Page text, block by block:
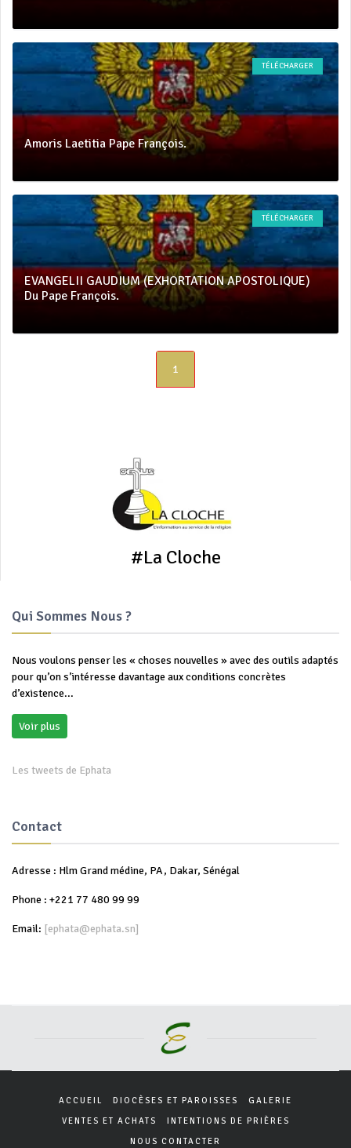
TÉLÉCHARGER
Amoris Laetitia Pape François.
TÉLÉCHARGER
EVANGELII GAUDIUM (EXHORTATION APOSTOLIQUE)
Du Pape François.
1
#AELF
Qui Sommes Nous ?
Nous voulons penser les « choses nouvelles » avec des outils adaptés
pour qu’on s’intéresse davantage aux conditions concrètes
d’existence...
Voir plus
Les tweets de Ephata
Contact
Adresse : Hlm Grand médine, PA, Dakar, Sénégal
Phone : +221 77 480 99 99
Email: [ephata@ephata.sn]
ACCUEIL DIOCÈSES ET PAROISSES
GALERIE
VENTES ET ACHATS
INTENTIONS DE PRIÈRES
NOUS CONTACTER